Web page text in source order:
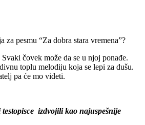
za pesmu “Za dobra stara vremena”?
čovek može da se u njoj ponađe.
toplu melodiju koja se lepi za dušu.
pa će mo videti.
testopisce izdvojili kao najuspešnije